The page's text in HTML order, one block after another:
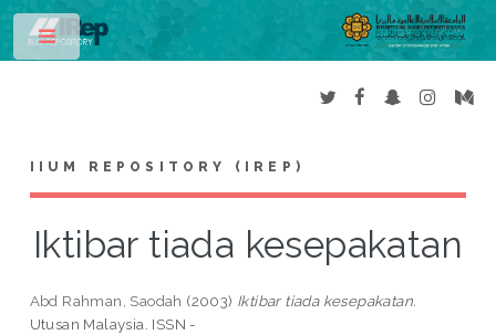
IIUM REPOSITORY (IREP)
Iktibar tiada kesepakatan
Abd Rahman, Saodah (2003) Iktibar tiada kesepakatan.
Utusan Malaysia. ISSN -
Toggle